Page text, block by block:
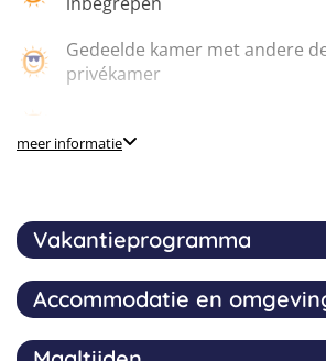
Gedeelde kamer met andere
privékamer
Barcelona Visit
Bananenboot, aquarocket en
Inflatable Waterpark
meer informatie
Vakantieprogramma
Wat kun je verwachten? Een dag vol
Waterworld, een bezoek aan het
relaxed genieten tijdens een
Accommodatie en